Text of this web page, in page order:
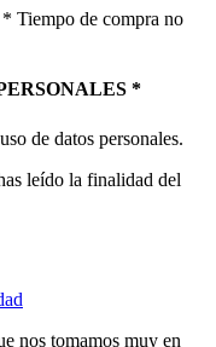
* Tiempo de compra no
*
de datos personales.
leído la finalidad del
nos tomamos muy en